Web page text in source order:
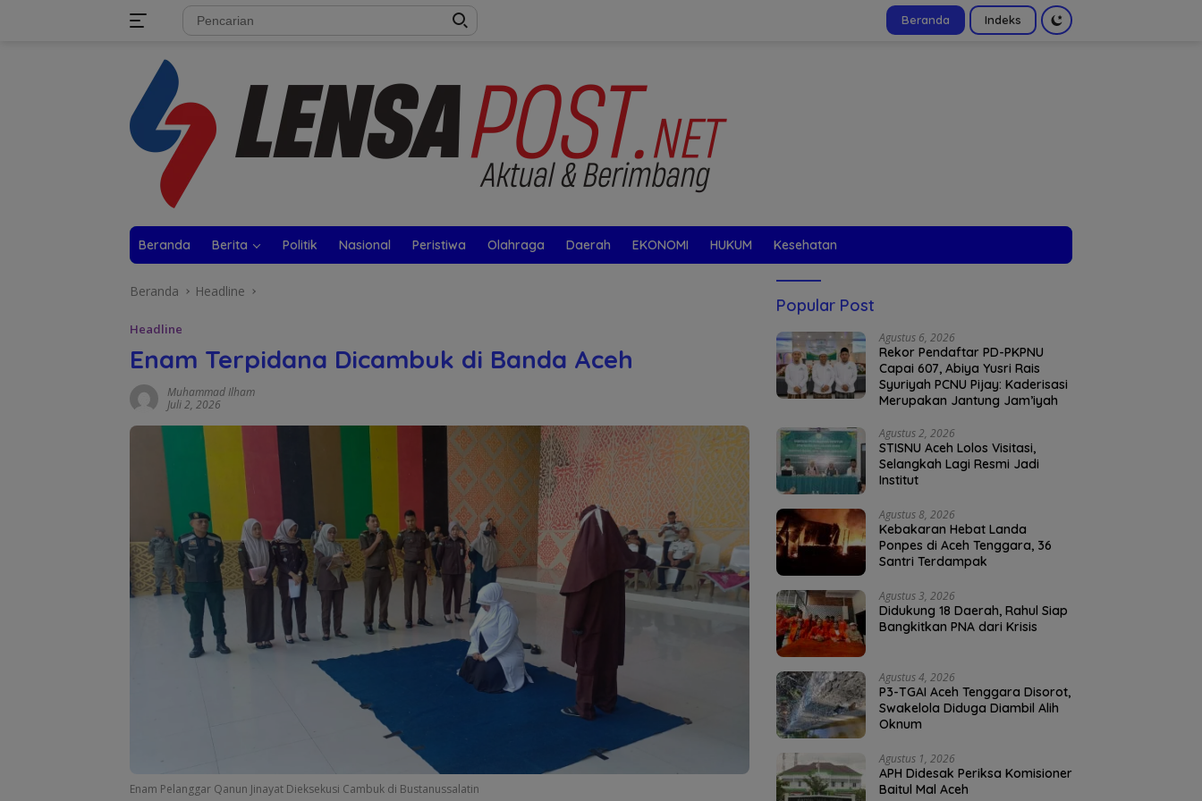
Beranda Indeks
Beranda Berita Politik Nasional Peristiwa Olahraga Daerah EKONOMI HUKUM Kesehatan
Beranda Headline
Headline
Enam Terpidana Dicambuk di Banda Aceh
Muhammad Ilham
Juli 2, 2026
Enam Pelanggar Qanun Jinayat Dieksekusi Cambuk di Bustanussalatin
Popular Post
Agustus 6, 2026
Rekor Pendaftar PD-PKPNU
Capai 607, Abiya Yusri Rais
Syuriyah PCNU Pijay: Kaderisasi
Merupakan Jantung Jam’iyah
Agustus 2, 2026
STISNU Aceh Lolos Visitasi,
Selangkah Lagi Resmi Jadi
Institut
Agustus 8, 2026
Kebakaran Hebat Landa
Ponpes di Aceh Tenggara, 36
Santri Terdampak
Agustus 3, 2026
Didukung 18 Daerah, Rahul Siap
Bangkitkan PNA dari Krisis
Agustus 4, 2026
P3-TGAI Aceh Tenggara Disorot,
Swakelola Diduga Diambil Alih
Oknum
Agustus 1, 2026
APH Didesak Periksa Komisioner
Baitul Mal Aceh